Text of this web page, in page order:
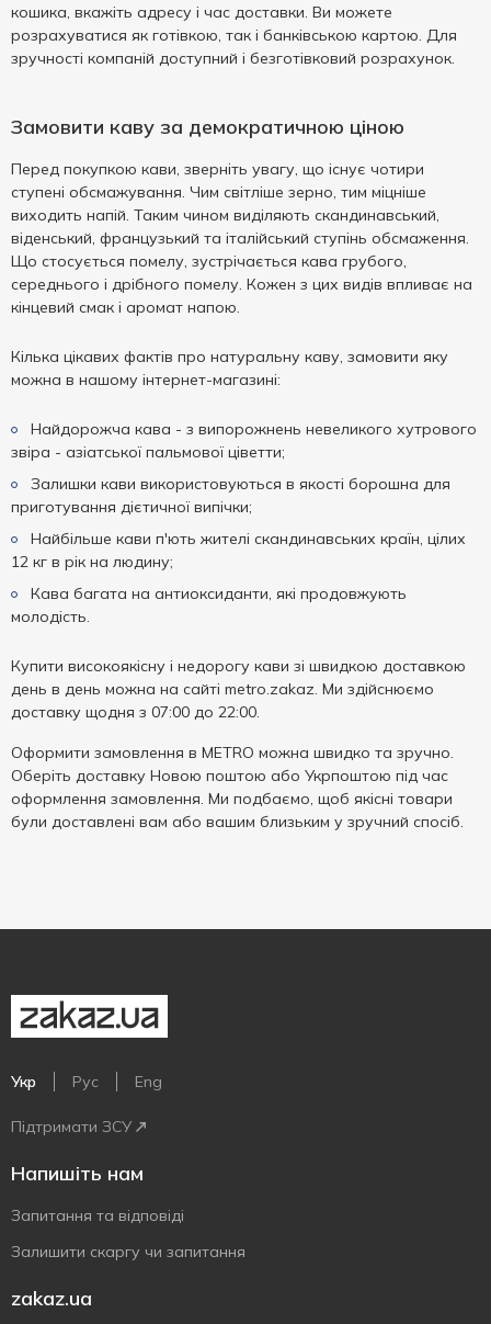
кошика, вкажіть адресу і час доставки. Ви можете
розрахуватися як готівкою, так і банківською картою. Для
зручності компаній доступний і безготівковий розрахунок.
Замовити каву за демократичною ціною
Перед покупкою кави, зверніть увагу, що існує чотири
ступені обсмажування. Чим світліше зерно, тим міцніше
виходить напій. Таким чином виділяють скандинавський,
віденський, французький та італійський ступінь обсмаження.
Що стосується помелу, зустрічається кава грубого,
середнього і дрібного помелу. Кожен з цих видів впливає на
кінцевий смак і аромат напою.
Кілька цікавих фактів про натуральну каву, замовити яку
можна в нашому інтернет-магазині:
Найдорожча кава - з випорожнень невеликого хутрового
звіра - азіатської пальмової ціветти;
Залишки кави використовуються в якості борошна для
приготування дієтичної випічки;
Найбільше кави п'ють жителі скандинавських країн, цілих
12 кг в рік на людину;
Кава багата на антиоксиданти, які продовжують
молодість.
Купити високоякісну і недорогу кави зі швидкою доставкою
день в день можна на сайті metro.zakaz. Ми здійснюємо
доставку щодня з 07:00 до 22:00.
Оформити замовлення в METRO можна швидко та зручно.
Оберіть доставку Новою поштою або Укрпоштою під час
оформлення замовлення. Ми подбаємо, щоб якісні товари
були доставлені вам або вашим близьким у зручний спосіб.
Укр Рус Eng
Підтримати ЗСУ
Напишіть нам
Запитання та відповіді
Залишити скаргу чи запитання
zakaz.ua